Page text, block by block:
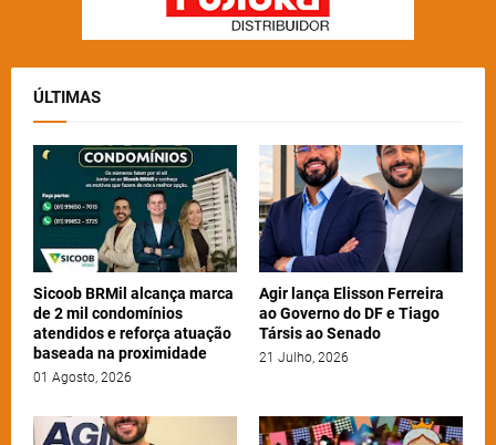
ÚLTIMAS
Sicoob BRMil alcança marca
de 2 mil condomínios
atendidos e reforça atuação
baseada na proximidade
01 Agosto, 2026
Agir lança Elisson Ferreira
ao Governo do DF e Tiago
Társis ao Senado
21 Julho, 2026